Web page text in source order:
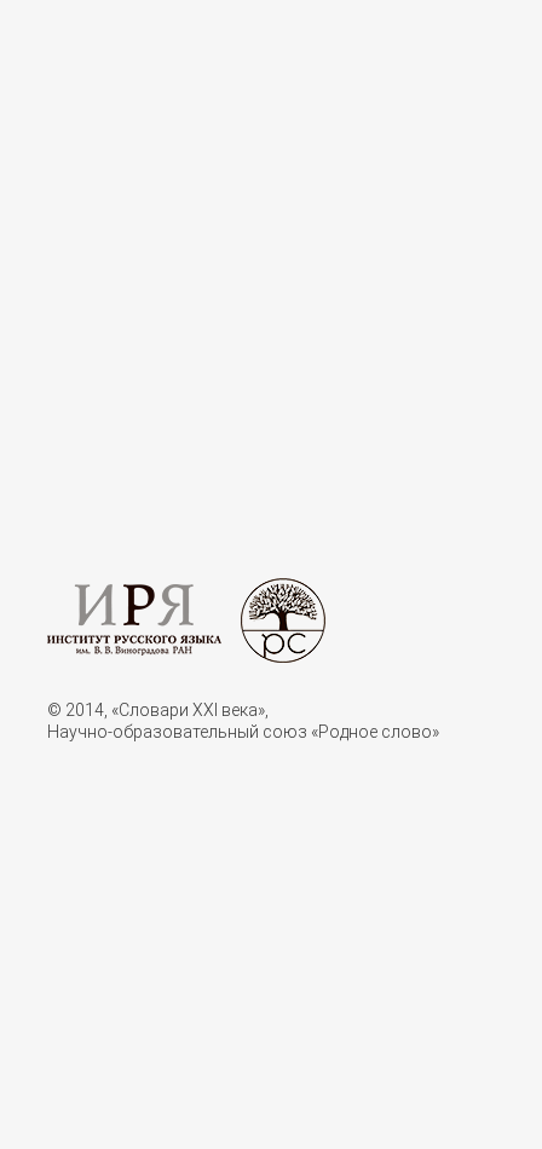
© 2014, «Словари XXI векa»,
Научно-образовательный союз «Родное слово»